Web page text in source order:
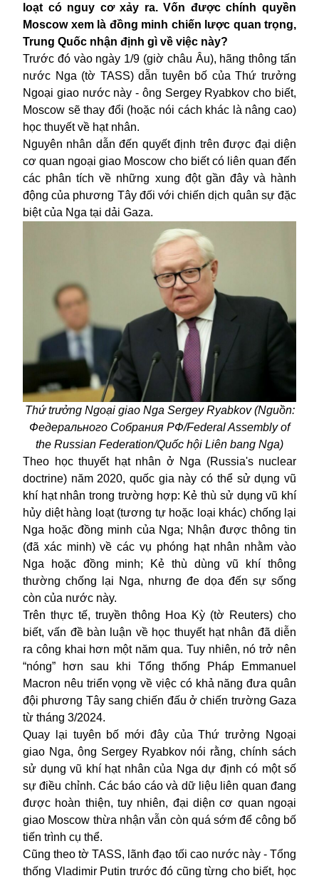
loạt có nguy cơ xảy ra. Vốn được chính quyền
Moscow xem là đồng minh chiến lược quan trọng,
Trung Quốc nhận định gì về việc này?
Trước đó vào ngày 1/9 (giờ châu Âu), hãng thông tấn
nước Nga (tờ TASS) dẫn tuyên bố của Thứ trưởng
Ngoại giao nước này - ông Sergey Ryabkov cho biết,
Moscow sẽ thay đổi (hoặc nói cách khác là nâng cao)
học thuyết về hạt nhân.
Nguyên nhân dẫn đến quyết định trên được đại diện
cơ quan ngoại giao Moscow cho biết có liên quan đến
các phân tích về những xung đột gần đây và hành
động của phương Tây đối với chiến dịch quân sự đặc
biệt của Nga tại dải Gaza.
Thứ trưởng Ngoại giao Nga Sergey Ryabkov (Nguồn:
Федерального Собрания РФ/Federal Assembly of
the Russian Federation/Quốc hội Liên bang Nga)
Theo học thuyết hạt nhân ở Nga (Russia's nuclear
doctrine) năm 2020, quốc gia này có thể sử dụng vũ
khí hạt nhân trong trường hợp: Kẻ thù sử dụng vũ khí
hủy diệt hàng loạt (tương tự hoặc loại khác) chống lại
Nga hoặc đồng minh của Nga; Nhận được thông tin
(đã xác minh) về các vụ phóng hạt nhân nhằm vào
Nga hoặc đồng minh; Kẻ thù dùng vũ khí thông
thường chống lại Nga, nhưng đe dọa đến sự sống
còn của nước này.
Trên thực tế, truyền thông Hoa Kỳ (tờ Reuters) cho
biết, vấn đề bàn luận về học thuyết hạt nhân đã diễn
ra công khai hơn một năm qua. Tuy nhiên, nó trở nên
“nóng” hơn sau khi Tổng thống Pháp Emmanuel
Macron nêu triển vọng về việc có khả năng đưa quân
đội phương Tây sang chiến đấu ở chiến trường Gaza
từ tháng 3/2024.
Quay lại tuyên bố mới đây của Thứ trưởng Ngoại
giao Nga, ông Sergey Ryabkov nói rằng, chính sách
sử dụng vũ khí hạt nhân của Nga dự định có một số
sự điều chỉnh. Các báo cáo và dữ liệu liên quan đang
được hoàn thiện, tuy nhiên, đại diện cơ quan ngoại
giao Moscow thừa nhận vẫn còn quá sớm để công bố
tiến trình cụ thể.
Cũng theo tờ TASS, lãnh đạo tối cao nước này - Tổng
thống Vladimir Putin trước đó cũng từng cho biết, học